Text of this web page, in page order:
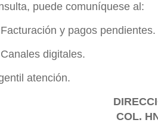
puede comuníquese al:
y pagos pendientes.
digitales.
atención.
COL.